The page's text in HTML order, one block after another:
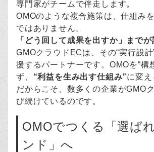
専門家がチームで伴走します。
OMOのような複合施策は、仕組み
ではありません。
「どう回して成果を出すか」までが
GMOクラウドECは、その“実行設
援するパートナーです。OMOを“構
ず、 “利益を生み出す仕組み”に変え
だからこそ、数多くの企業がGMO
び続けているのです。
OMOでつくる「選ば
ンド」へ